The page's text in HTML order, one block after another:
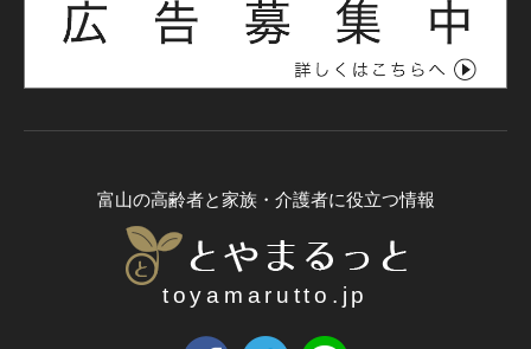
富山の高齢者と家族・介護者に役立つ情報
toyamarutto.jp